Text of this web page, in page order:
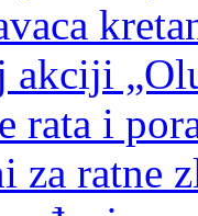
akciji
rata i
za ratne